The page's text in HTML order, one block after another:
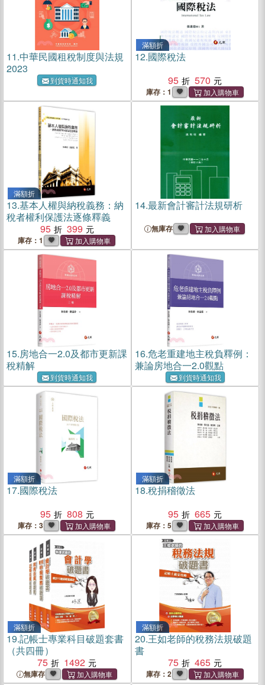
11.中華民國租稅制度與法規
2023
到貨時通知我
滿額折
12.國際稅法
95
570
庫存：1
滿額折
13.基本人權與納稅義務：納
稅者權利保護法逐條釋義
95
399
庫存：1
14.最新會計審計法規研析
無庫存
15.房地合一2.0及都市更新課
稅精解
到貨時通知我
16.危老重建地主稅負釋例：
兼論房地合一2.0觀點
到貨時通知我
滿額折
17.國際稅法
95
808
庫存：3
滿額折
18.稅捐稽徵法
95
665
庫存：5
滿額折
19.記帳士專業科目破題套書
（共四冊）
75
1492
無庫存
滿額折
20.王如老師的稅務法規破題
書
75
465
庫存：2